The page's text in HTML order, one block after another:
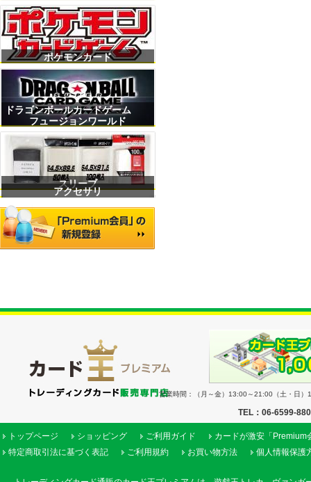
ポケモンカード
ドラゴンボールカードゲーム
フュージョンワールド
スリーブ
アクセサリ
営業時間：（月～金）13:00～21:00（土・日
TEL：06-6599-
トップページ ショッピング ご利用ガイド
カードが激安「Premium
特定商取引法に基づく表記
ご利用規約 お買い物方法 個人情報保護